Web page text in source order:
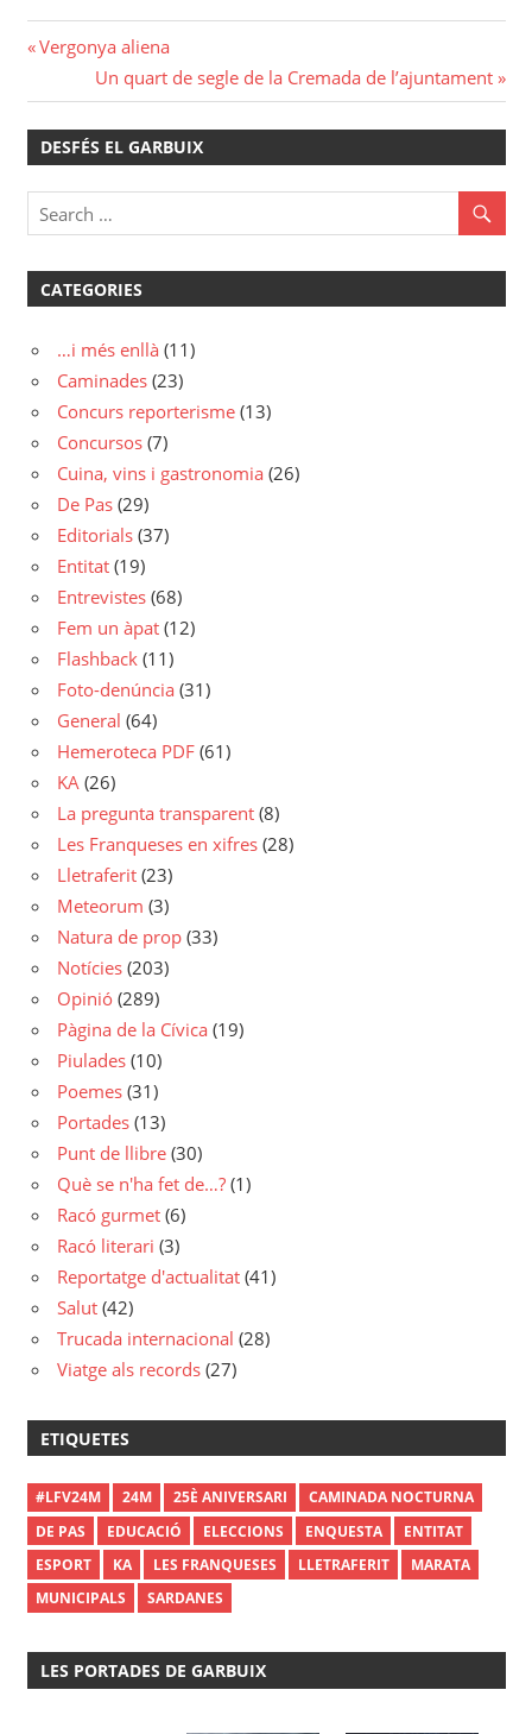
Navegació
d'entrades
Previous
Vergonya aliena
Next
Post:
Un quart de segle de la Cremada de l’ajuntament
DESFÉS EL GARBUIX
CATEGORIES
…i més enllà (11)
Caminades (23)
Concurs reporterisme (13)
Concursos (7)
Cuina, vins i gastronomia (26)
De Pas (29)
Editorials (37)
Entitat (19)
Entrevistes (68)
Fem un àpat (12)
Flashback (11)
Foto-denúncia (31)
General (64)
Hemeroteca PDF (61)
KA (26)
La pregunta transparent (8)
Les Franqueses en xifres (28)
Lletraferit (23)
Meteorum (3)
Natura de prop (33)
Notícies (203)
Opinió (289)
Pàgina de la Cívica (19)
Piulades (10)
Poemes (31)
Portades (13)
Punt de llibre (30)
Què se n'ha fet de…? (1)
Racó gurmet (6)
Racó literari (3)
Reportatge d'actualitat (41)
Salut (42)
Trucada internacional (28)
Viatge als records (27)
ETIQUETES
#LFV24M 24M 25È ANIVERSARI
CAMINADA NOCTURNA
DE PAS
EDUCACIÓ ELECCIONS ENQUESTA
ENTITAT
ESPORT
KA LES FRANQUESES LLETRAFERIT
MARATA
MUNICIPALS
SARDANES
LES PORTADES DE GARBUIX